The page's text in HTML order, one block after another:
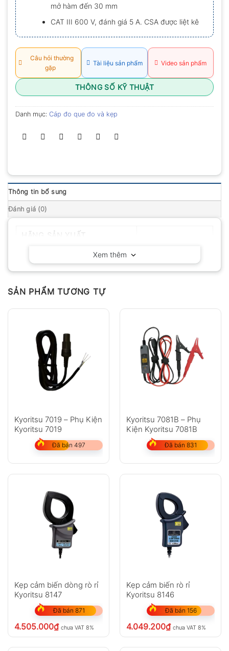
mở hàm đến 30 mm
CAT III 600 V, đánh giá 5 A. CSA được liệt kê
Câu hỏi thường
gặp
Tài liệu sản phẩm Video sản phẩm
THÔNG SỐ KỸ THUẬT
Danh mục: Cáp đo que đo và kẹp
Thông tin bổ sung
Đánh giá (0)
Xem thêm
SẢN PHẨM TƯƠNG TỰ
Kyoritsu 7019 – Phụ Kiện
Kyoritsu 7019
Đã bán 497
Kyoritsu 7081B – Phụ
Kiện Kyoritsu 7081B
Đã bán 831
Kẹp cảm biến dòng rò rỉ
Kyoritsu 8147
Đã bán 871
4.505.000₫ chưa VAT 8%
Kẹp cảm biến rò rỉ
Kyoritsu 8146
Đã bán 156
4.049.200₫ chưa VAT 8%